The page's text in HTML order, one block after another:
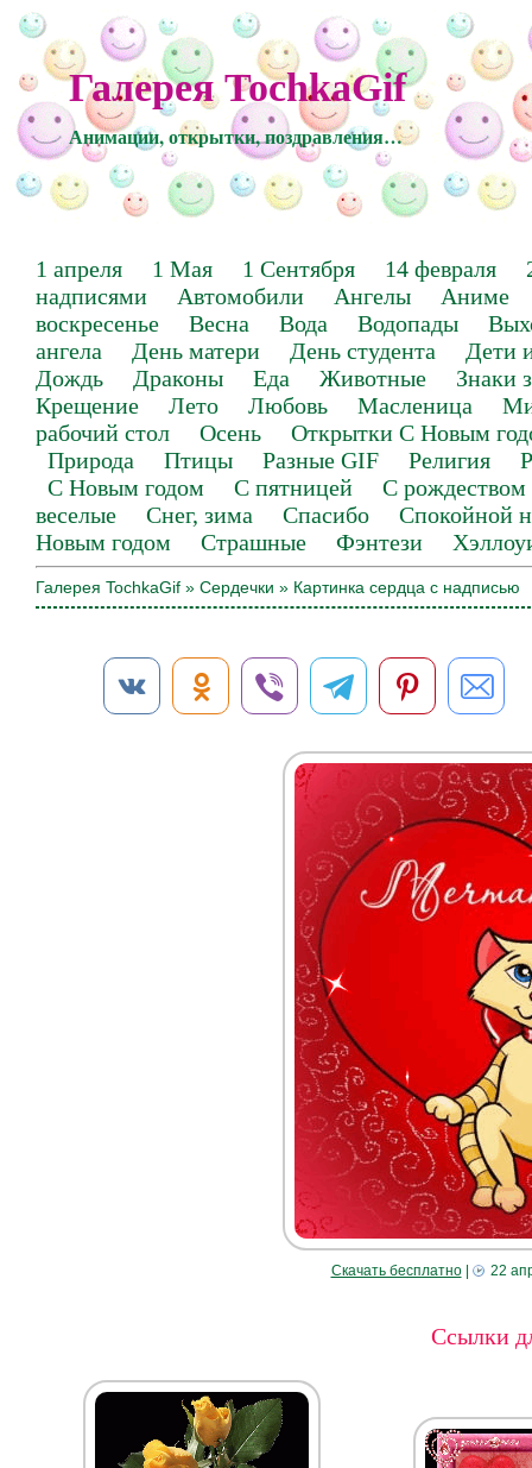
Галерея TochkaGif
Анимации, открытки, поздравления…
1 апреля 1 Мая 1 Сентября 14 февраля
надписями
Автомобили Ангелы
Аниме
воскресенье
Весна Вода Водопады
ангела
День матери День студента
Дети
Дождь
Драконы Еда Животные
Знаки
Крещение
Лето Любовь Масленица
рабочий стол
Осень
Открытки С Новым
Природа
Птицы Разные GIF Религия
С Новым годом
С пятницей
С рождеством
веселые
Снег, зима Спасибо
Спокойной
Новым годом
Страшные Фэнтези
Галерея TochkaGif » Сердечки » Картинка сердца с надписью
Скачать бесплатно| 22
Ссылки